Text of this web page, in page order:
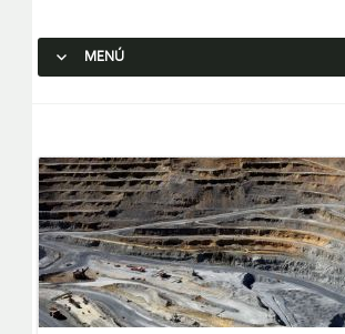
MENÚ